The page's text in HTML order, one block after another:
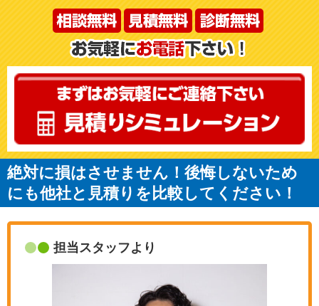
絶対に損はさせません！後悔しないため
にも他社と見積りを比較してください！
担当スタッフより